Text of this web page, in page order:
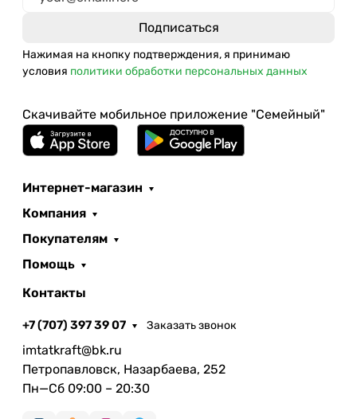
Нажимая на кнопку подтверждения, я принимаю
условия политики обработки персональных данных
Скачивайте мобильное приложение "Семейный"
Интернет-магазин
Компания
Покупателям
Помощь
Контакты
+7 (707) 397 39 07 Заказать звонок
imtatkraft@bk.ru
Петропавловск, Назарбаева, 252
Пн—Сб 09:00 – 20:30